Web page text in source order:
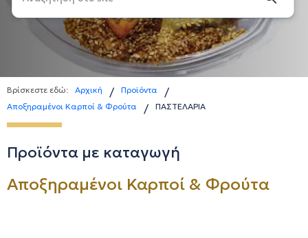
Βρίσκεστε εδώ: Αρχική / Προϊόντα /
Αποξηραμένοι Καρποί & Φρούτα / ΠΑΣΤΕΛΑΡΙΑ
Προϊόντα με καταγωγή
Αποξηραμένοι Καρποί & Φρούτα